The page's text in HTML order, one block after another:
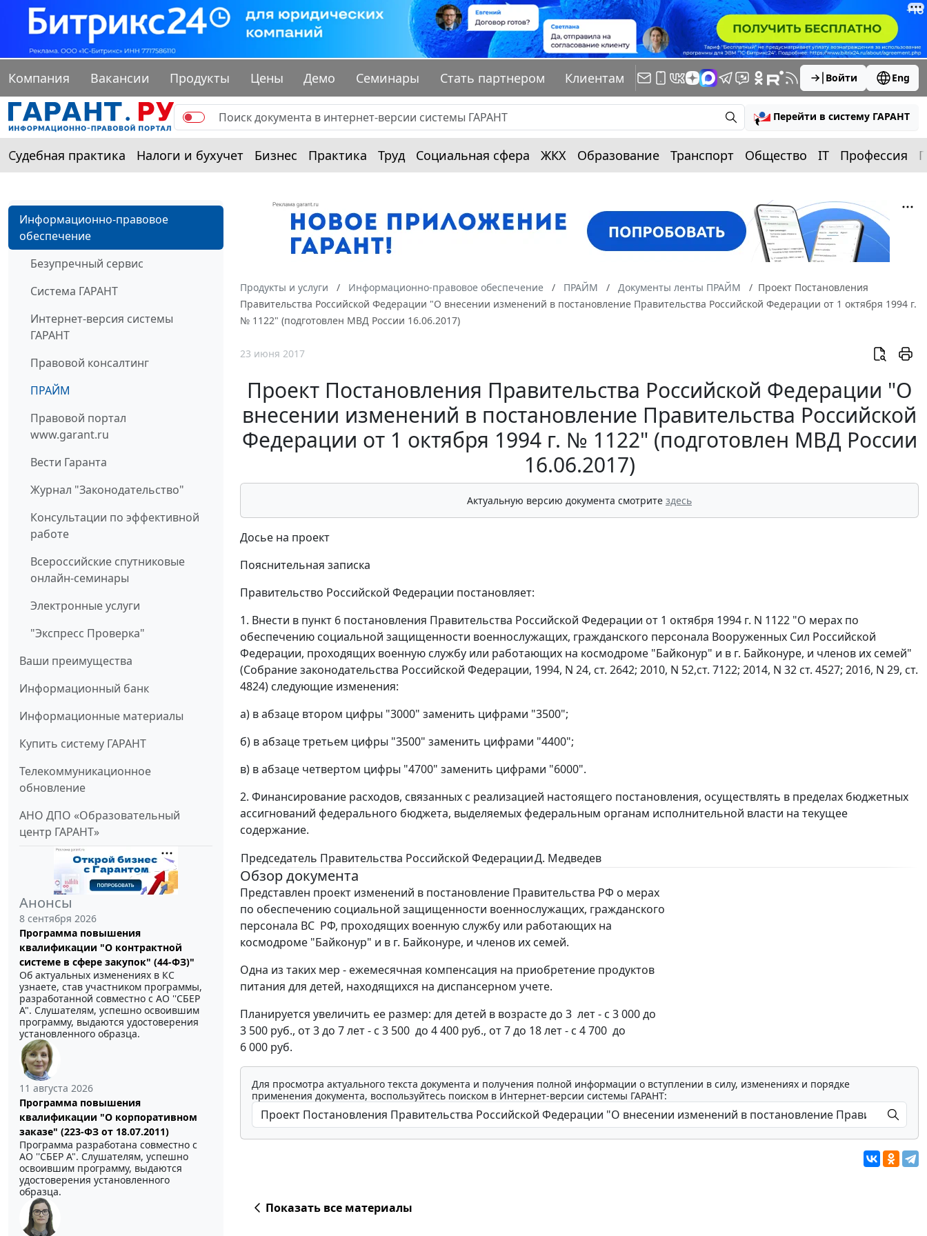
Компания Вакансии Продукты Цены Демо Семинары Стать партнером Клиентам Войти Eng
Перейти в систему ГАРАНТ
Судебная практика Налоги и бухучет Бизнес Практика Труд Социальная сфера ЖКХ Образование Транспорт Общество IT Профессия
Информационно-правовое
обеспечение
Безупречный сервис
Система ГАРАНТ
Интернет-версия системы
ГАРАНТ
Правовой консалтинг
ПРАЙМ
Правовой портал
www.garant.ru
Вести Гаранта
Журнал "Законодательство"
Консультации по эффективной
работе
Всероссийские спутниковые
онлайн-семинары
Электронные услуги
"Экспресс Проверка"
Ваши преимущества
Информационный банк
Информационные материалы
Купить систему ГАРАНТ
Телекоммуникационное
обновление
АНО ДПО «Образовательный
центр ГАРАНТ»
Анонсы
8 сентября 2026
Программа повышения
квалификации "О контрактной
системе в сфере закупок" (44-ФЗ)"
Об актуальных изменениях в КС
узнаете, став участником программы,
разработанной совместно с АО ''СБЕР
А". Слушателям, успешно освоившим
программу, выдаются удостоверения
установленного образца.
11 августа 2026
Программа повышения
квалификации "О корпоративном
заказе" (223-ФЗ от 18.07.2011)
Программа разработана совместно с
АО ''СБЕР А". Слушателям, успешно
освоившим программу, выдаются
удостоверения установленного
образца.
Продукты и услуги Информационно-правовое обеспечение ПРАЙМ Документы ленты ПРАЙМ
Проект Постановления
Правительства Российской Федерации "О внесении изменений в постановление Правительства Российской Федерации от 1 октября 1994 г.
№ 1122" (подготовлен МВД России 16.06.2017)
23 июня 2017
Проект Постановления Правительства Российской Федерации "О
внесении изменений в постановление Правительства Российской
Федерации от 1 октября 1994 г. № 1122" (подготовлен МВД России
16.06.2017)
Актуальную версию документа смотрите здесь
Досье на проект
Пояснительная записка
Правительство Российской Федерации постановляет:
1. Внести в пункт 6 постановления Правительства Российской Федерации от 1 октября 1994 г. N 1122 "О мерах по
обеспечению социальной защищенности военнослужащих, гражданского персонала Вооруженных Сил Российской
Федерации, проходящих военную службу или работающих на космодроме "Байконур" и в г. Байконуре, и членов их семей"
(Собрание законодательства Российской Федерации, 1994, N 24, ст. 2642; 2010, N 52,ст. 7122; 2014, N 32 ст. 4527; 2016, N 29, ст.
4824) следующие изменения:
а) в абзаце втором цифры "3000" заменить цифрами "3500";
б) в абзаце третьем цифры "3500" заменить цифрами "4400";
в) в абзаце четвертом цифры "4700" заменить цифрами "6000".
2. Финансирование расходов, связанных с реализацией настоящего постановления, осуществлять в пределах бюджетных
ассигнований федерального бюджета, выделяемых федеральным органам исполнительной власти на текущее
содержание.
Председатель Правительства Российской ФедерацииД. Медведев
Обзор документа
Представлен проект изменений в постановление Правительства РФ о мерах
по обеспечению социальной защищенности военнослужащих, гражданского
персонала ВС РФ, проходящих военную службу или работающих на
космодроме "Байконур" и в г. Байконуре, и членов их семей.
Одна из таких мер - ежемесячная компенсация на приобретение продуктов
питания для детей, находящихся на диспансерном учете.
Планируется увеличить ее размер: для детей в возрасте до 3 лет - с 3 000 до
3 500 руб., от 3 до 7 лет - с 3 500 до 4 400 руб., от 7 до 18 лет - с 4 700 до
6 000 руб.
Для просмотра актуального текста документа и получения полной информации о вступлении в силу, изменениях и порядке
применения документа, воспользуйтесь поиском в Интернет-версии системы ГАРАНТ:
Показать все материалы